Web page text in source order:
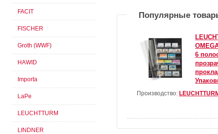
Популярные
6
Производство:
FACIT
FISCHER
Groth (WWF)
HAWID
Importa
LaPe
LEUCHTTURM
LINDNER